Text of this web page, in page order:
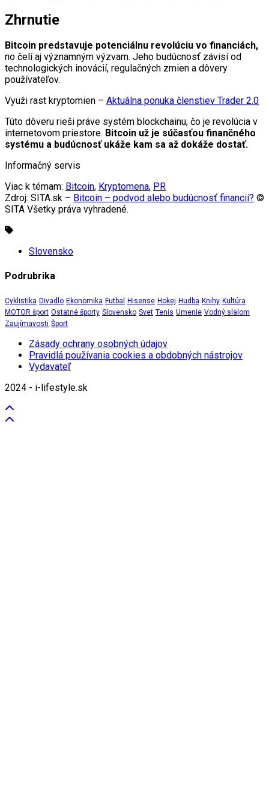
Zhrnutie
Bitcoin predstavuje potenciálnu revolúciu vo financiách,
no čelí aj významným výzvam. Jeho budúcnosť závisí od
technologických inovácií, regulačných zmien a dôvery
používateľov.
Využi rast kryptomien – Aktuálna ponuka členstiev Trader 2.0
Túto dôveru rieši práve systém blockchainu, čo je revolúcia v
internetovom priestore. Bitcoin už je súčasťou finančného
systému a budúcnosť ukáže kam sa až dokáže dostať.
Informačný servis
Viac k témam: Bitcoin, Kryptomena, PR
Zdroj: SITA.sk – Bitcoin – podvod alebo budúcnosť financií? ©
SITA Všetky práva vyhradené.
Slovensko
Podrubrika
Cyklistika Divadlo Ekonomika Futbal Hisense Hokej Hudba Knihy Kultúra
MOTOR šport Ostatné športy Slovensko Svet Tenis Umenie Vodný slalom
Zaujímavosti Šport
Zásady ochrany osobných údajov
Pravidlá používania cookies a obdobných nástrojov
Vydavateľ
2024 - i-lifestyle.sk